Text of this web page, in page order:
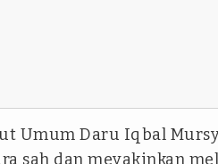
Umum Daru Iqbal
sah dan meyakinkan